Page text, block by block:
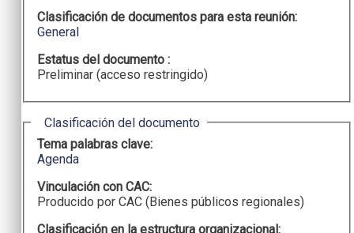
Clasificación de documentos para esta reunión:
General
Estatus del documento :
Preliminar (acceso restringido)
Ocultar
Clasificación del documento
Tema palabras clave:
Agenda
Vinculación con CAC:
Producido por CAC (Bienes públicos regionales)
Clasificación en la estructura organizacional: